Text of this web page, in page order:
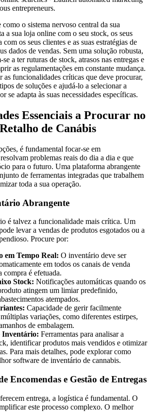
entrepreneurs.
como o sistema nervoso central da sua
a sua loja online com o seu stock, os seus
os seus clientes e as suas estratégias de
dados de vendas. Sem uma solução robusta,
a ter ruturas de stock, atrasos nas entregas e
as regulamentações em constante mudança.
as funcionalidades críticas que deve procurar,
de soluções e ajudá-lo a selecionar a
se adapta às suas necessidades específicas.
Essenciais a Procurar no
de Canábis
é fundamental focar-se em
problemas reais do dia a dia e que
para o futuro. Uma plataforma abrangente
de ferramentas integradas que trabalhem
toda a sua operação.
Abrangente
é talvez a funcionalidade mais crítica. Um
levar a vendas de produtos esgotados ou a
Procure por:
em Tempo Real: O inventário deve ser
em todos os canais de venda
compra é efetuada.
Stock: Notificações automáticas quando os
atingem um limiar predefinido,
atempados.
Capacidade de gerir facilmente
variações, como diferentes estirpes,
de embalagem.
Inventário: Ferramentas para analisar a
identificar produtos mais vendidos e otimizar
Para mais detalhes, pode explorar como
software de inventário de cannabis.
Encomendas e Gestão de Entregas
entrega, a logística é fundamental. O
este processo complexo. O melhor